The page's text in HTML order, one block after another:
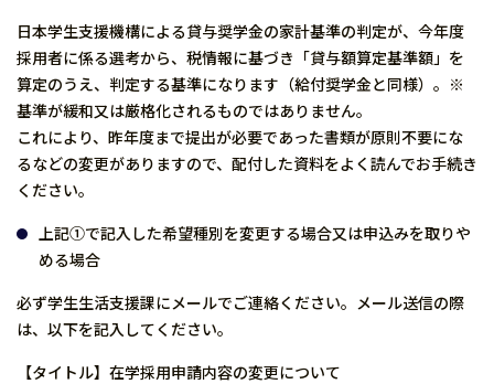
日本学生支援機構による貸与奨学金の家計基準の判定が、今年度
採用者に係る選考から、税情報に基づき「貸与額算定基準額」を
算定のうえ、判定する基準になります（給付奨学金と同様）。※
基準が緩和又は厳格化されるものではありません。
これにより、昨年度まで提出が必要であった書類が原則不要にな
るなどの変更がありますので、配付した資料をよく読んでお手続き
ください。
上記①で記入した希望種別を変更する場合又は申込みを取りや
める場合
必ず学生生活支援課にメールでご連絡ください。メール送信の際
は、以下を記入してください。
【タイトル】在学採用申請内容の変更について